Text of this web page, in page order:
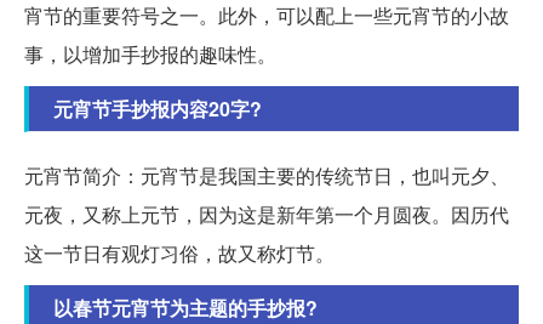
宵节的重要符号之一。此外，可以配上一些元宵节的小故
事，以增加手抄报的趣味性。
元宵节手抄报内容20字?
元宵节简介：元宵节是我国主要的传统节日，也叫元夕、
元夜，又称上元节，因为这是新年第一个月圆夜。因历代
这一节日有观灯习俗，故又称灯节。
以春节元宵节为主题的手抄报?